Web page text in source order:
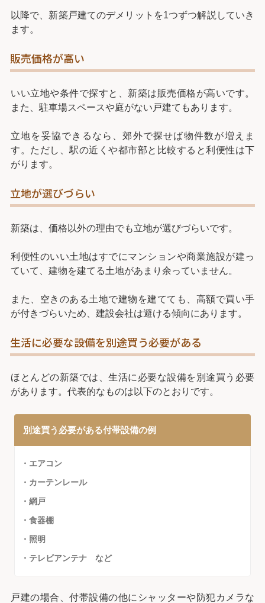
以降で、新築戸建てのデメリットを1つずつ解説していき
ます。
販売価格が高い
いい立地や条件で探すと、新築は販売価格が高いです。
また、駐車場スペースや庭がない戸建てもあります。
立地を妥協できるなら、郊外で探せば物件数が増えま
す。ただし、駅の近くや都市部と比較すると利便性は下
がります。
立地が選びづらい
新築は、価格以外の理由でも立地が選びづらいです。
利便性のいい土地はすでにマンションや商業施設が建っ
ていて、建物を建てる土地があまり余っていません。
また、空きのある土地で建物を建てても、高額で買い手
が付きづらいため、建設会社は避ける傾向にあります。
生活に必要な設備を別途買う必要がある
ほとんどの新築では、生活に必要な設備を別途買う必要
があります。代表的なものは以下のとおりです。
別途買う必要がある付帯設備の例
・エアコン
・カーテンレール
・網戸
・食器棚
・照明
・テレビアンテナ など
戸建の場合、付帯設備の他にシャッターや防犯カメラな